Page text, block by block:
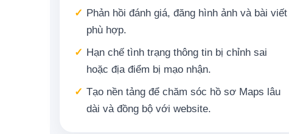
✓ Phản hồi đánh giá, đăng hình ảnh và bài viết
phù hợp.
✓ Hạn chế tình trạng thông tin bị chỉnh sai
hoặc địa điểm bị mạo nhận.
✓ Tạo nền tảng để chăm sóc hồ sơ Maps lâu
dài và đồng bộ với website.